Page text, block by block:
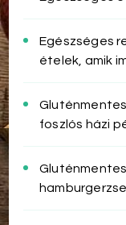
Egészséges
ételek, amik
foszlós házi